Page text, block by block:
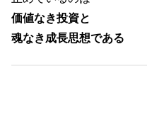
価値なき投資と
魂なき成長思想である